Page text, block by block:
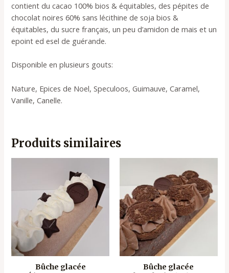
contient du cacao 100% bios & équitables, des pépites de
chocolat noires 60% sans lécithine de soja bios &
équitables, du sucre français, un peu d’amidon de mais et un
epoint ed esel de guérande.
Disponible en plusieurs gouts:
Nature, Epices de Noel, Speculoos, Guimauve, Caramel,
Vanille, Canelle.
Produits similaires
Bûche glacée
Bûche glacée